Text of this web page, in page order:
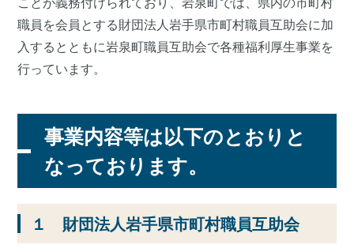
職員を会員とする財団法人岩手県市町村職員互助会に加
入するとともに岩泉町職員互助会で各種福利厚生事業を
行っています。
事業内容等は以下のとおりと
なっております。
１ 財団法人岩手県市町村職員互助会